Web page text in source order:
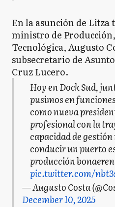
En la asunción de
ministro de
Tecnológica, Augusto
subsecretario de
Cruz Lucero.
Hoy en Dock Sud,
pusimos en
como nueva
profesional con la
capacidad de
conducir un puerto
producción
pic.twitter.com/
— Augusto Costa
December 10, 2025